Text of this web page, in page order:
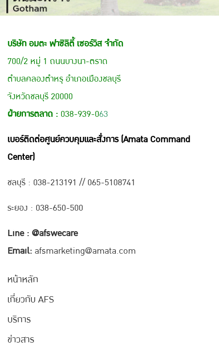
บริษัท อมตะ ฟาซิลิตี้ เซอร์วิส จำกัด
700/2 หมู่ 1 ถนนบางนา-ตราด
ตำบลคลองตำหรุ อำเภอเมืองชลบุรี
จังหวัดชลบุรี 20000
ฝ่ายการตลาด : 038-939-063
เบอร์ติดต่อศูนย์ควบคุมและสั่งการ (Amata Command
Center)
ชลบุรี : 038-213191 // 065-5108741
ระยอง : 038-650-500
Line : @afswecare
Email: afsmarketing@amata.com
หน้าหลัก
เกี่ยวกับ AFS
บริการ
ข่าวสาร